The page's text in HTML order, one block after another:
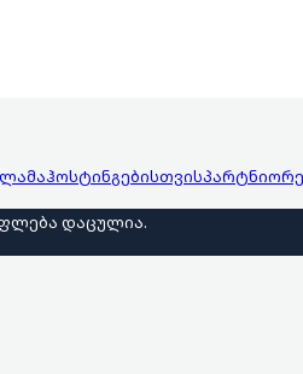
ჰოსტინგებისთვის
დაცულია.